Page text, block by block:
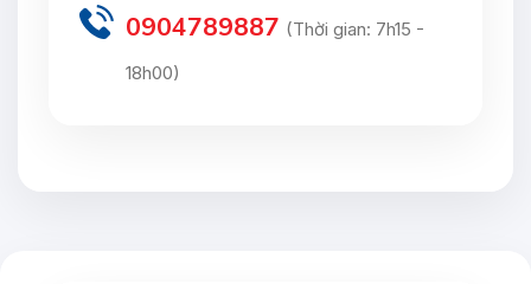
0904789887 (Thời gian: 7h15 -
18h00)